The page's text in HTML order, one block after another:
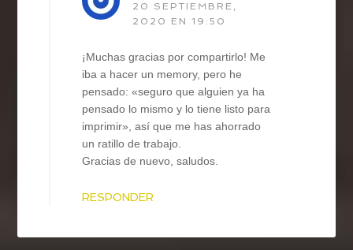
20 SEPTIEMBRE,
2020 EN 19:50
¡Muchas gracias por compartirlo! Me
iba a hacer un memory, pero he
pensado: «seguro que alguien ya ha
pensado lo mismo y lo tiene listo para
imprimir», así que me has ahorrado
un ratillo de trabajo.
Gracias de nuevo, saludos.
RESPONDER